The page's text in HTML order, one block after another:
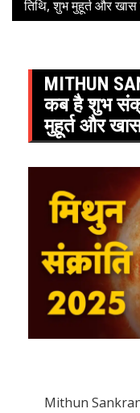
तिथि, शुभ मुहूर्त और
MITHUN
कब है शुभ
मुहूर्त और
Mithun Sankranti